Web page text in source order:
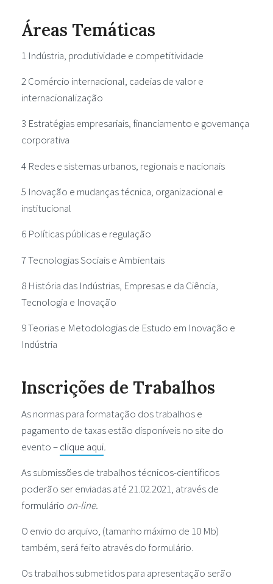
Áreas Temáticas
1 Indústria, produtividade e competitividade
2 Comércio internacional, cadeias de valor e
internacionalização
3 Estratégias empresariais, financiamento e governança
corporativa
4 Redes e sistemas urbanos, regionais e nacionais
5 Inovação e mudanças técnica, organizacional e
institucional
6 Políticas públicas e regulação
7 Tecnologias Sociais e Ambientais
8 História das Indústrias, Empresas e da Ciência,
Tecnologia e Inovação
9 Teorias e Metodologias de Estudo em Inovação e
Indústria
Inscrições de Trabalhos
As normas para formatação dos trabalhos e
pagamento de taxas estão disponíveis no site do
evento –clique aqui.
As submissões de trabalhos técnicos-científicos
poderão ser enviadas até 21.02.2021, através de
formulário on-line.
O envio do arquivo, (tamanho máximo de 10 Mb)
também, será feito através do formulário.
Os trabalhos submetidos para apresentação serão